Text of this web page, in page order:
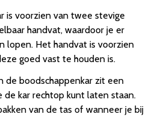
is voorzien van twee stevige
handvat, waardoor je er
lopen. Het handvat is voorzien
goed vast te houden is.
de boodschappenkar zit een
de kar rechtop kunt laten staan.
van de tas of wanneer je bij